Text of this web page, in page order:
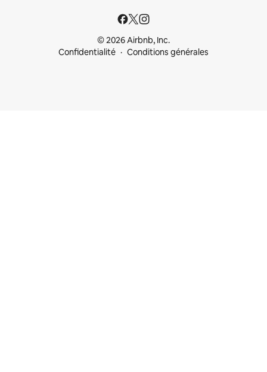
© 2026 Airbnb, Inc.
Confidentialité
Conditions générales